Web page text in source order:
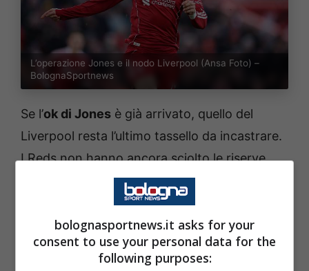
L’operazione Jones e il nodo Liverpool (Ansa Foto) –
BolognaSportnews
Se l’ok di Jones è già arrivato, quello del
Liverpool resta l’ultimo tassello da incastrare.
I Reds non hanno ancora sciolto le riserve
sulla partenza del centrocampista, che nella
scorsa stagione era stato uno dei
protagonisti sotto la guida diArne Slot.
Quest’anno, però, le gerarchie sono cambiate
bolognasportnews.it asks for your
consent to use your personal data for the
following purposes: